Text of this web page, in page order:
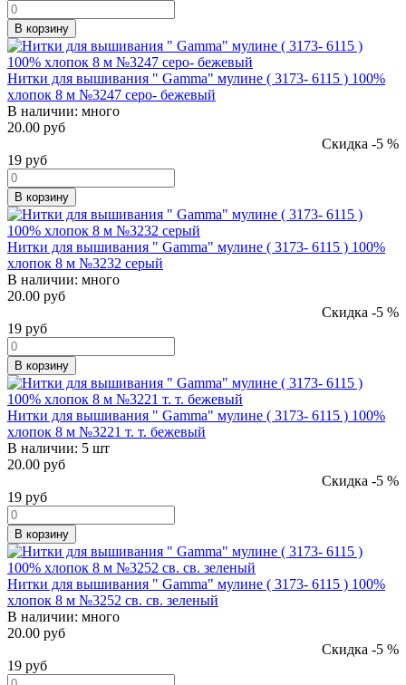
В корзину
Нитки для вышивания " Gamma" мулине ( 3173- 6115 ) 100%
хлопок 8 м №3247 серо- бежевый
В наличии: много
20.00 руб
Скидка -5 %
19 руб
В корзину
Нитки для вышивания " Gamma" мулине ( 3173- 6115 ) 100%
хлопок 8 м №3232 серый
В наличии: много
20.00 руб
Скидка -5 %
19 руб
В корзину
Нитки для вышивания " Gamma" мулине ( 3173- 6115 ) 100%
хлопок 8 м №3221 т. т. бежевый
В наличии: 5 шт
20.00 руб
Скидка -5 %
19 руб
В корзину
Нитки для вышивания " Gamma" мулине ( 3173- 6115 ) 100%
хлопок 8 м №3252 св. св. зеленый
В наличии: много
20.00 руб
Скидка -5 %
19 руб